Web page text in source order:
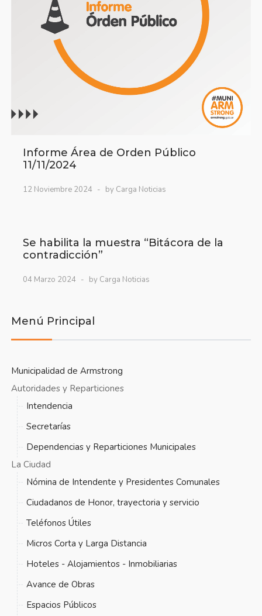
Informe Área de Orden Público
11/11/2024
12 Noviembre 2024 by Carga Noticias
Se habilita la muestra “Bitácora de la
contradicción”
04 Marzo 2024 by Carga Noticias
Menú Principal
Municipalidad de Armstrong
Autoridades y Reparticiones
Intendencia
Secretarías
Dependencias y Reparticiones Municipales
La Ciudad
Nómina de Intendente y Presidentes Comunales
Ciudadanos de Honor, trayectoria y servicio
Teléfonos Útiles
Micros Corta y Larga Distancia
Hoteles - Alojamientos - Inmobiliarias
Avance de Obras
Espacios Públicos